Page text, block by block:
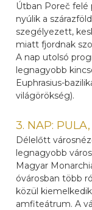
Útban Poreč felé
nyúlik a
szegélyezett,
miatt fjordnak
A nap utolsó
legnagyobb
Euphrasius-
világörökség).
3. NAP:
Délelőtt
legnagyobb
Magyar
óvárosban több
közül
amfiteátrum. A